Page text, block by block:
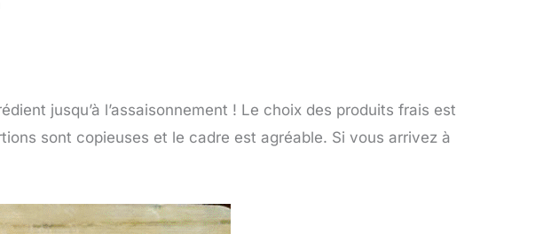
jusqu’à l’assaisonnement ! Le choix des produits frais est
sont copieuses et le cadre est agréable. Si vous arrivez à